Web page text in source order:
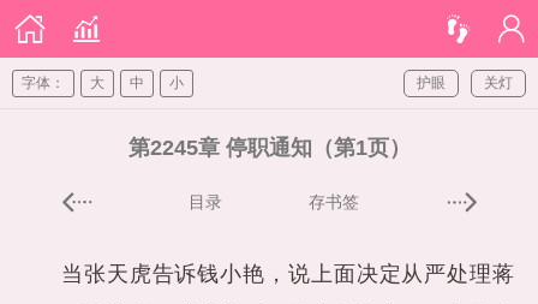
关灯
护眼
字体： 大 中 小
第2245章 停职通知（第1页）
目录 存书签
当张天虎告诉钱小艳，说上面决定从严处理蒋